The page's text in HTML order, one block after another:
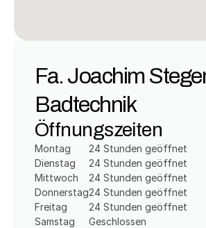
Fa. Joachim
Badtechnik
Öffnungszeiten
Montag
Dienstag
Mittwoch
Donnerstag
Freitag
Samstag
24 Stunden geöffnet
24 Stunden geöffnet
24 Stunden geöffnet
24 Stunden geöffnet
24 Stunden geöffnet
Geschlossen